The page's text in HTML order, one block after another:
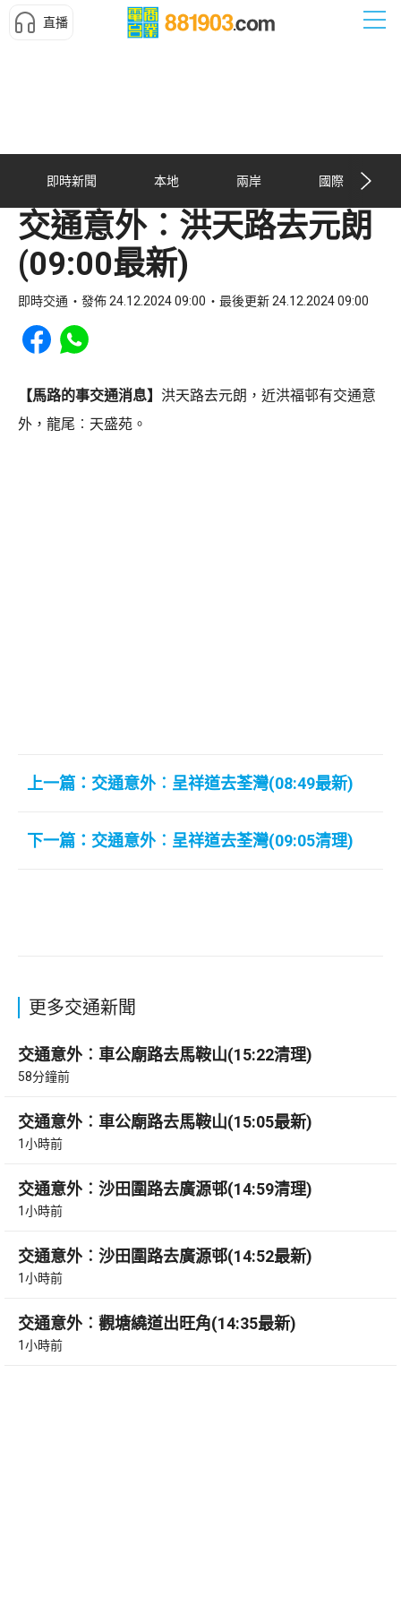
直播
即時新聞 本地 兩岸 國際
交通意外︰洪天路去元朗
(09:00最新)
即時交通 發佈 24.12.2024 09:00 最後更新 24.12.2024 09:00
Share to Facebook
Share to WhatsApp
【馬路的事交通消息】 洪天路去元朗，近洪福邨有交通意
外，龍尾︰天盛苑。
上一篇：交通意外︰呈祥道去荃灣(08:49最新)
下一篇：交通意外︰呈祥道去荃灣(09:05清理)
更多交通新聞
交通意外︰車公廟路去馬鞍山(15:22清理)
58分鐘前
交通意外︰車公廟路去馬鞍山(15:05最新)
1小時前
交通意外︰沙田圍路去廣源邨(14:59清理)
1小時前
交通意外︰沙田圍路去廣源邨(14:52最新)
1小時前
交通意外︰觀塘繞道出旺角(14:35最新)
1小時前